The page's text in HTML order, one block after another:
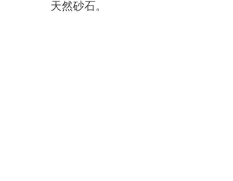
天然砂石。